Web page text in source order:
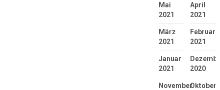
Mai
2021
April
2021
März
2021
Februar
2021
Januar
2021
2020
NovemberOktober